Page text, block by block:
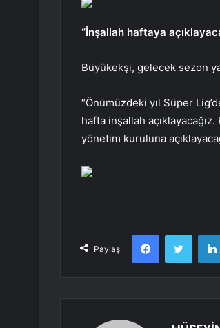
“İnşallah haftaya
Büyükekşi, gelecek sezon
“Önümüzdeki yıl Süper
hafta inşallah
yönetim kuruluna
Paylaş
Facebook